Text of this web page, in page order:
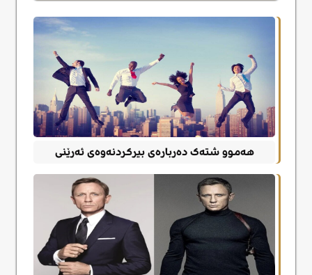
هەموو شتەک دەربارەی بیرکردنەوەی ئەرێنی